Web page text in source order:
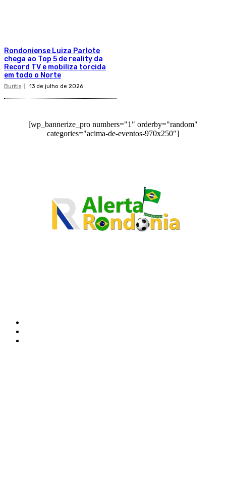
Rondoniense Luiza Parlote
chega ao Top 5 de reality da
Record TV e mobiliza torcida
em todo o Norte
Buritis 13 de julho de 2026
[wp_bannerize_pro numbers="1" orderby="random"
categories="acima-de-eventos-970x250"]